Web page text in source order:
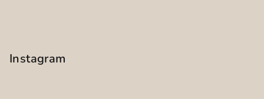
Instagram